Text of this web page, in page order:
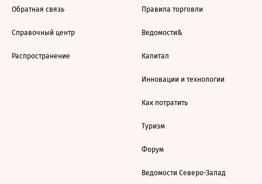
Обратная связь
Справочный центр
Распространение
Правила торговли
Ведомости&
Капитал
Инновации и технологии
Как потратить
Туризм
Форум
Ведомости Северо-Запад